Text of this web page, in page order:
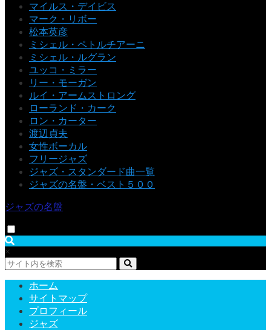
マイルス・デイビス
マーク・リボー
松本英彦
ミシェル・ペトルチアーニ
ミシェル・ルグラン
ユッコ・ミラー
リー・モーガン
ルイ・アームストロング
ローランド・カーク
ロン・カーター
渡辺貞夫
女性ボーカル
フリージャズ
ジャズ・スタンダード曲一覧
ジャズの名盤・ベスト５００
ジャズの名盤
×
ホーム
サイトマップ
プロフィール
ジャズ